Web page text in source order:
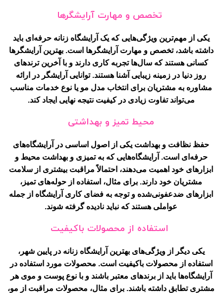
تخصص و مهارت آرایشگرها
یکی از مهم‌ترین ویژگی‌هایی که یک آرایشگاه زنانه حرفه‌ای باید
داشته باشد، تخصص و مهارت آرایشگرها است. بهترین آرایشگرها
کسانی هستند که سال‌ها تجربه کاری دارند و با آخرین ترندهای
روز دنیا در زمینه زیبایی آشنا هستند. توانایی آرایشگر در ارائه
مشاوره به مشتریان برای انتخاب مدل مو یا نوع خدمات مناسب
می‌تواند تفاوت زیادی در کیفیت نتیجه نهایی ایجاد کند.
محیط تمیز و بهداشتی
حفظ نظافت و بهداشت یکی از اصول اساسی در آرایشگاه‌های
حرفه‌ای است. آرایشگاه‌هایی که به تمیزی و بهداشت محیط و
ابزارهای خود اهمیت می‌دهند، احتمالاً مراقبت بیشتری از سلامت
مشتریان خود دارند. برای مثال، استفاده از حوله‌های تمیز،
ابزارهای ضدعفونی‌شده و توجه به فضای کاری آرایشگاه از جمله
عواملی هستند که نباید نادیده گرفته شوند.
استفاده از محصولات باکیفیت
یکی دیگر از ویژگی‌های بهترین آرایشگاه زنانه در پایین شهر،
استفاده از محصولات باکیفیت است. محصولات مورد استفاده در
آرایشگاه‌ها باید از برندهای معتبر باشند و با نوع پوست و موی هر
مشتری تطابق داشته باشند. برای مثال، محصولات مراقبت از مو،